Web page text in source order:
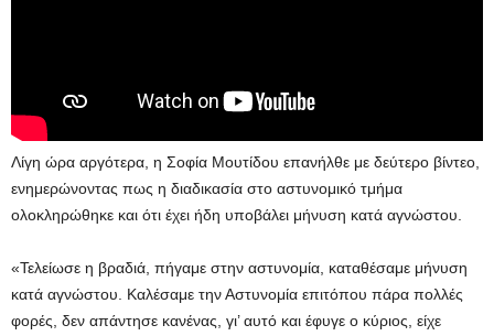
Λίγη ώρα αργότερα, η Σοφία Μουτίδου επανήλθε με δεύτερο βίντεο,
ενημερώνοντας πως η διαδικασία στο αστυνομικό τμήμα
ολοκληρώθηκε και ότι έχει ήδη υποβάλει μήνυση κατά αγνώστου.
«Τελείωσε η βραδιά, πήγαμε στην αστυνομία, καταθέσαμε μήνυση
κατά αγνώστου. Καλέσαμε την Αστυνομία επιτόπου πάρα πολλές
φορές, δεν απάντησε κανένας, γι’ αυτό και έφυγε ο κύριος, είχε